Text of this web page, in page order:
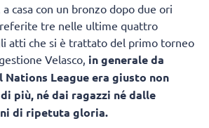
casa con un bronzo dopo due ori
tre nelle ultime quattro
atti che si è trattato del primo torneo
Velasco, in generale da
League era giusto non
più, né dai ragazzi né dalle
di ripetuta gloria.